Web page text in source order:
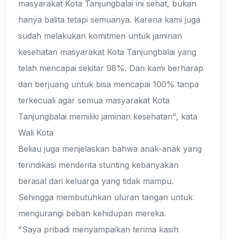
masyarakat Kota Tanjungbalai ini sehat, bukan
hanya balita tetapi semuanya. Karena kami juga
sudah melakukan komitmen untuk jaminan
kesehatan masyarakat Kota Tanjungbalai yang
telah mencapai sekitar 98%. Dan kami berharap
dan berjuang untuk bisa mencapai 100% tanpa
terkecuali agar semua masyarakat Kota
Tanjungbalai memiliki jaminan kesehatan", kata
Wali Kota
Beliau juga menjelaskan bahwa anak-anak yang
terindikasi menderita stunting kebanyakan
berasal dari keluarga yang tidak mampu.
Sehingga membutuhkan uluran tangan untuk
mengurangi beban kehidupan mereka.
"Saya pribadi menyampaikan terima kasih